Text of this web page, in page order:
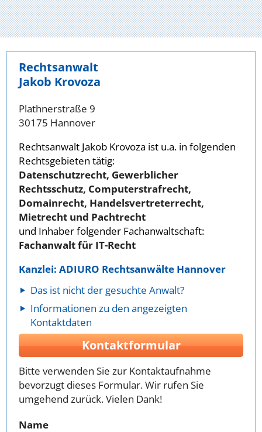
Rechtsanwalt
Jakob Krovoza
Plathnerstraße 9
30175 Hannover
Rechtsanwalt Jakob Krovoza ist u.a. in folgenden
Rechtsgebieten tätig:
Datenschutzrecht, Gewerblicher
Rechtsschutz, Computerstrafrecht,
Domainrecht, Handelsvertreterrecht,
Mietrecht und Pachtrecht
und Inhaber folgender Fachanwaltschaft:
Fachanwalt für IT-Recht
Kanzlei: ADIURO Rechtsanwälte Hannover
Das ist nicht der gesuchte Anwalt?
Informationen zu den angezeigten
Kontaktdaten
Kontaktformular
Bitte verwenden Sie zur Kontaktaufnahme
bevorzugt dieses Formular. Wir rufen Sie
umgehend zurück. Vielen Dank!
Name